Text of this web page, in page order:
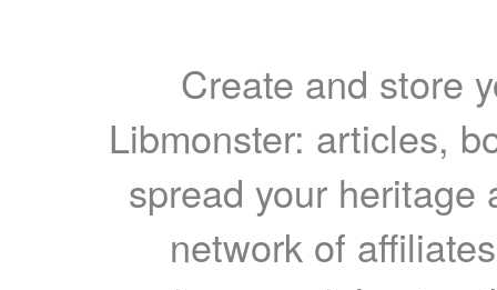
Create and store
Libmonster: articles,
spread your heritage
network of